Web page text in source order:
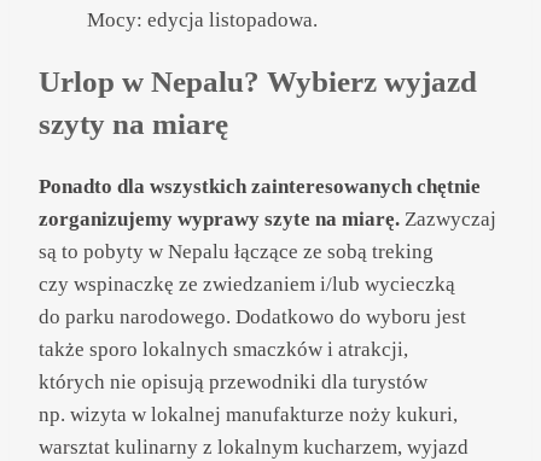
Mocy: edycja listopadowa.
Urlop w Nepalu? Wybierz wyjazd
szyty na miarę
Ponadto dla wszystkich zainteresowanych chętnie
zorganizujemy wyprawy szyte na miarę. Zazwyczaj
są to pobyty w Nepalu łączące ze sobą treking
czy wspinaczkę ze zwiedzaniem i/lub wycieczką
do parku narodowego. Dodatkowo do wyboru jest
także sporo lokalnych smaczków i atrakcji,
których nie opisują przewodniki dla turystów
np. wizyta w lokalnej manufakturze noży kukuri,
warsztat kulinarny z lokalnym kucharzem, wyjazd